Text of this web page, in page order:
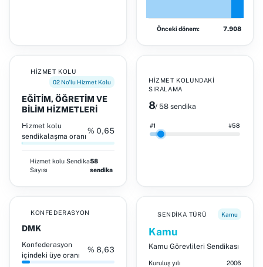
Önceki dönem: 7.908
HIZMET KOLU
02 No'lu Hizmet Kolu
EĞİTİM, ÖĞRETİM VE
BİLİM HİZMETLERİ
Hizmet kolu
sendikalaşma oranı
% 0,65
Hizmet kolu Sendika
Sayısı
58
sendika
HIZMET KOLUNDAKI
SIRALAMA
8/ 58 sendika
#1 #58
KONFEDERASYON
DMK
Konfederasyon
içindeki üye oranı
% 8,63
SENDIKA TÜRÜ Kamu
Kamu
Kamu Görevlileri Sendikası
Kuruluş yılı
2006